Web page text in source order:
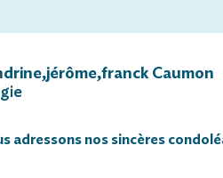
au crématorium de
être rendu à la chambre
à partir du samedi 10 décembre
Caumon
adressons nos sincères